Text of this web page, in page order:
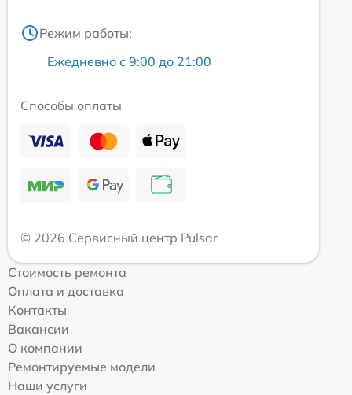
Режим работы:
Ежедневно с 9:00 до 21:00
Способы оплаты
© 2026 Сервисный центр Pulsar
Стоимость ремонта
Оплата и доставка
Контакты
Вакансии
О компании
Ремонтируемые модели
Наши услуги